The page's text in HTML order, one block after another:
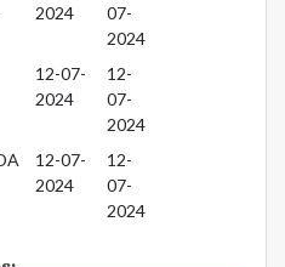
2024
07-
2024
12-07-
2024
12-
07-
2024
12-07-
2024
12-
07-
2024